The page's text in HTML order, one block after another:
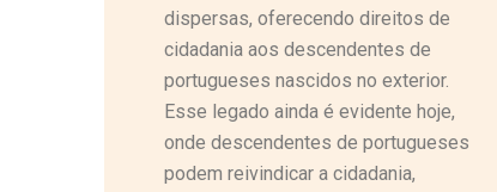
dispersas, oferecendo direitos de
cidadania aos descendentes de
portugueses nascidos no exterior.
Esse legado ainda é evidente hoje,
onde descendentes de portugueses
podem reivindicar a cidadania,